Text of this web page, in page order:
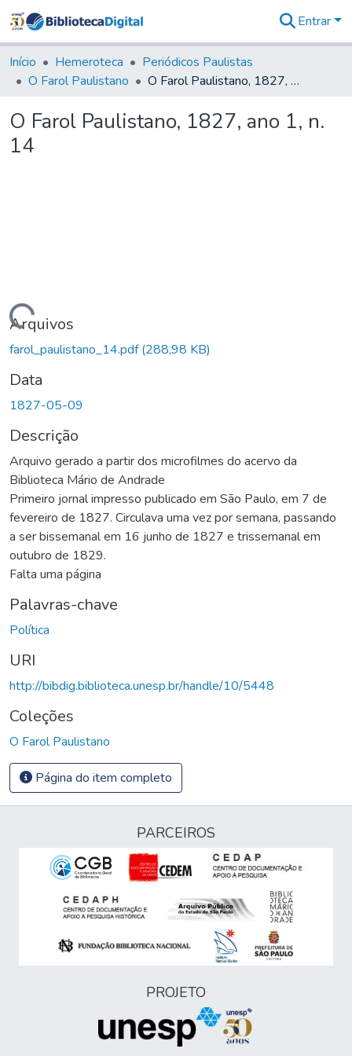
&
Coleções
Tudo na
Digital
Entrar
Início Hemeroteca
Periódicos Paulistas
O Farol Paulistano
O Farol Paulistano, 1827, ano 1, n. 14
O Farol Paulistano, 1827, ano 1, n.
14
Carregando...
Arquivos
farol_paulistano_14.pdf(288,98 KB)
Data
1827-05-09
Descrição
Arquivo gerado a partir dos microfilmes do acervo da
Biblioteca Mário de Andrade
Primeiro jornal impresso publicado em São Paulo, em 7 de
fevereiro de 1827. Circulava uma vez por semana, passando
a ser bissemanal em 16 junho de 1827 e trissemanal em
outubro de 1829.
Falta uma página
Palavras-chave
Política
URI
http://bibdig.biblioteca.unesp.br/handle/10/5448
Coleções
O Farol Paulistano
Página do item completo
PARCEIROS
PROJETO